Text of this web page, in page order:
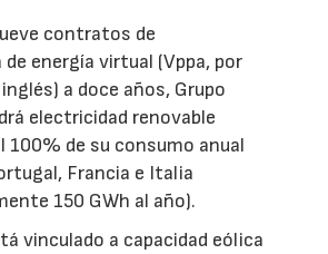
contratos de
energía virtual (Vppa, por
a doce años, Grupo
electricidad renovable
100% de su consumo anual
Francia e Italia
150 GWh al año).
vinculado a capacidad eólica